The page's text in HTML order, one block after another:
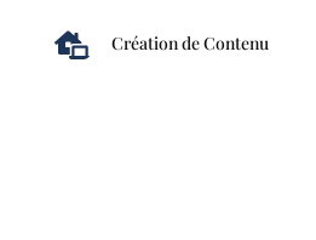
 Création de Contenu